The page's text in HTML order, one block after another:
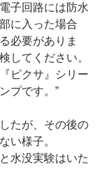
子回路には防水
に入った場合
必要がありま
してください。
ピクサ』シリー
プです。”
たが、その後の
い様子。
水没実験はいた